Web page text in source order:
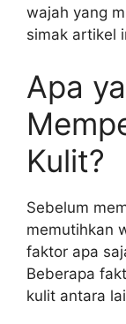
wajah yang
simak artikel
Apa
Kulit?
Sebelum
memutihkan
faktor apa
Beberapa
kulit antara